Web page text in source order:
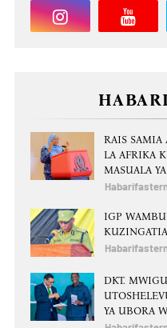
RAIS SAMIA
LA AFRIKA
MASUALA
IGP
DKT.
YA UBORA